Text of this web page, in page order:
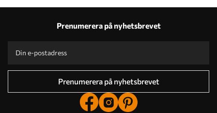
Prenumerera på nyhetsbrevet
Prenumerera på nyhetsbrevet